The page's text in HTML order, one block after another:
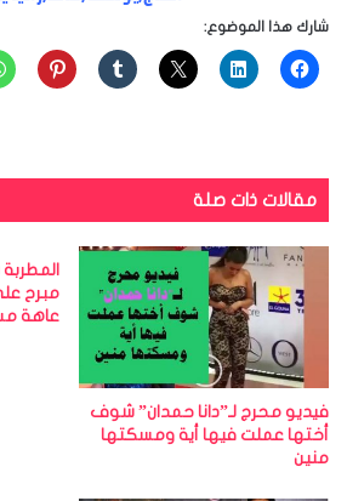
شارك هذا الموضوع:
مقالات ذات صلة
فيديو محرج لـ”دانا حمدان” شوف
أختها عملت فيها أية ومسكتها
منين
مبرح
عاهة